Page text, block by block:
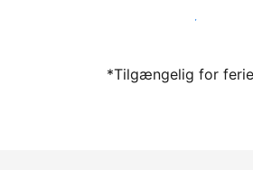
Bliv vært hos os i
*Tilgængelig for